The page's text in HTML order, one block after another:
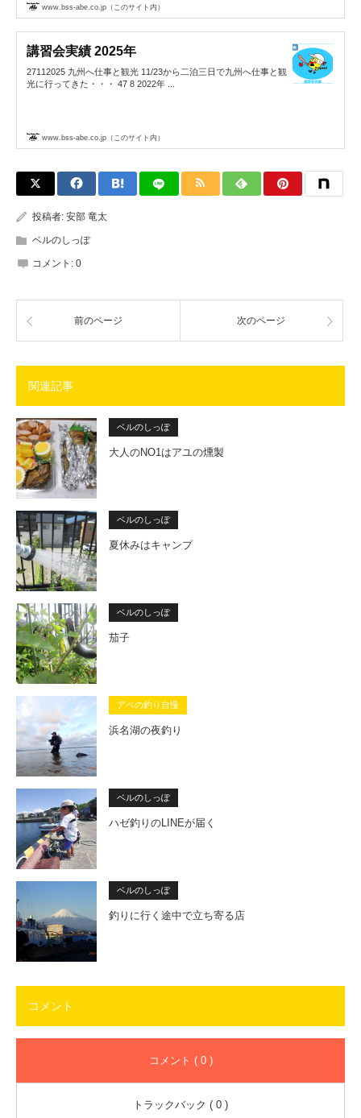
www.bss-abe.co.jp（このサイト内）
講習会実績 2025年
27112025 九州へ仕事と観光 11/23から二泊三日で九州へ仕事と観
光に行ってきた・・・ 47 8 2022年 ...
www.bss-abe.co.jp（このサイト内）
投稿者: 安部 竜太
ベルのしっぽ
コメント: 0
前のページ 次のページ
関連記事
ベルのしっぽ
大人のNO1はアユの燻製
ベルのしっぽ
夏休みはキャンプ
ベルのしっぽ
茄子
アベの釣り自慢
浜名湖の夜釣り
ベルのしっぽ
ハゼ釣りのLINEが届く
ベルのしっぽ
釣りに行く途中で立ち寄る店
コメント
コメント ( 0 )
トラックバック ( 0 )